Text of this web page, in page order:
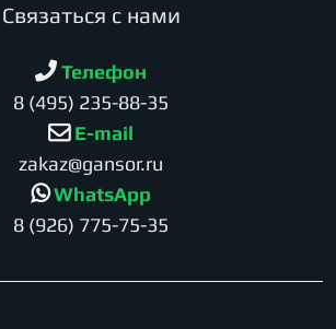
Cвязаться с нами
Телефон
8 (495) 235-88-35
E-mail
zakaz@gansor.ru
WhatsApp
8 (926) 775-75-35